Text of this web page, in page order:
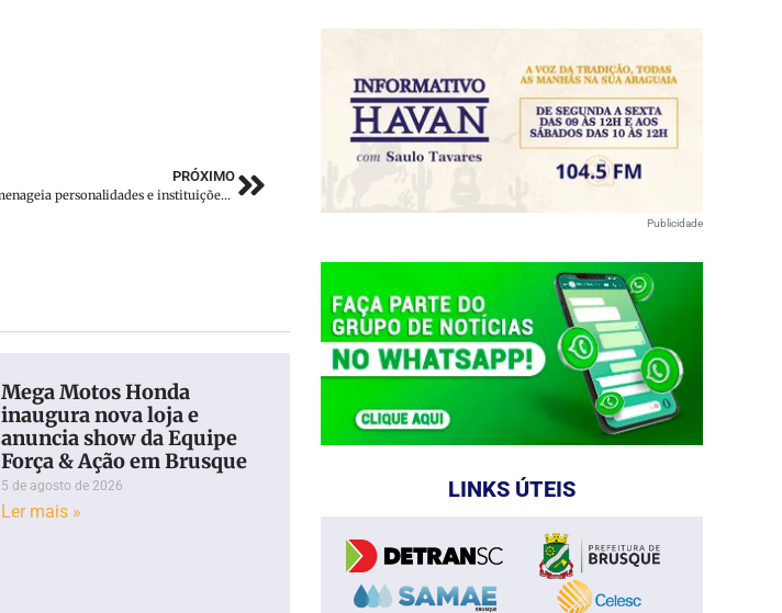
PRÓXIMO
Legislativo brusquense homenageia personalidades e instituições em sessão solene
Mega Motos Honda
inaugura nova loja e
anuncia show da Equipe
Força & Ação em Brusque
5 de agosto de 2026
Ler mais »
Publicidade
LINKS ÚTEIS